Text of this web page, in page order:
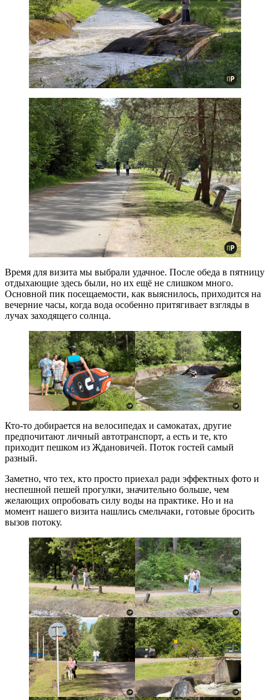
Время для визита мы выбрали удачное. После обеда в пятницу
отдыхающие здесь были, но их ещё не слишком много.
Основной пик посещаемости, как выяснилось, приходится на
вечерние часы, когда вода особенно притягивает взгляды в
лучах заходящего солнца.
Кто-то добирается на велосипедах и самокатах, другие
предпочитают личный автотранспорт, а есть и те, кто
приходит пешком из Ждановичей. Поток гостей самый
разный.
Заметно, что тех, кто просто приехал ради эффектных фото и
неспешной пешей прогулки, значительно больше, чем
желающих опробовать силу воды на практике. Но и на
момент нашего визита нашлись смельчаки, готовые бросить
вызов потоку.